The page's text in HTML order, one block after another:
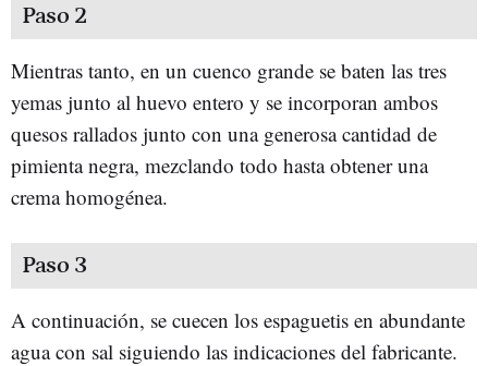
Paso 2
Mientras tanto, en un cuenco grande se baten las tres
yemas junto al huevo entero y se incorporan ambos
quesos rallados junto con una generosa cantidad de
pimienta negra, mezclando todo hasta obtener una
crema homogénea.
Paso 3
A continuación, se cuecen los espaguetis en abundante
agua con sal siguiendo las indicaciones del fabricante.